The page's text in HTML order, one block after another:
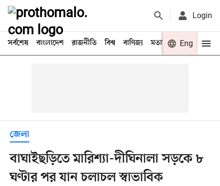
Login
সর্বশেষ বাংলাদেশ রাজনীতি বিশ্ব বাণিজ্য মতামত খেলা
Eng
জেলা
বাঘাইছড়িতে মারিশ্যা-দীঘিনালা সড়কে ৮
ঘণ্টার পর যান চলাচল স্বাভাবিক